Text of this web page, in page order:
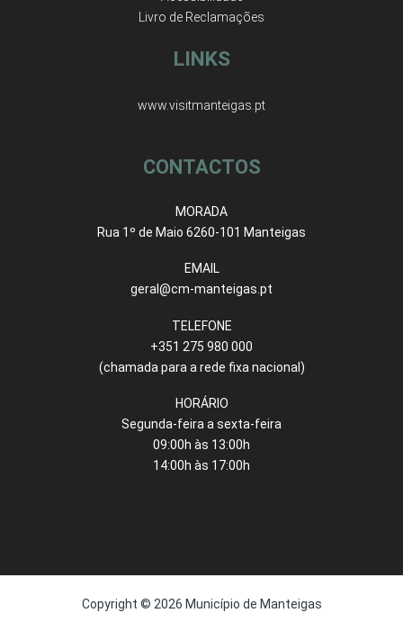
Livro de Reclamações
LINKS
www.visitmanteigas.pt
CONTACTOS
MORADA
Rua 1º de Maio 6260-101 Manteigas
EMAIL
geral@cm-manteigas.pt
TELEFONE
+351 275 980 000
(chamada para a rede fixa nacional)
HORÁRIO
Segunda-feira a sexta-feira
09:00h às 13:00h
14:00h às 17:00h
Copyright © 2026 Município de Manteigas